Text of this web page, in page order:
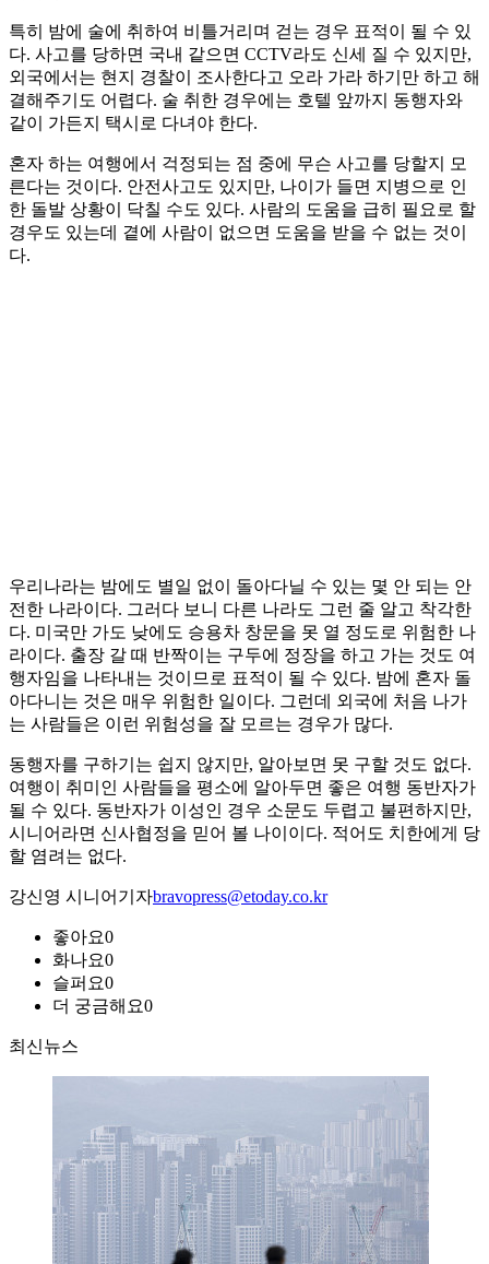
특히 밤에 술에 취하여 비틀거리며 걷는 경우 표적이 될 수 있
다. 사고를 당하면 국내 같으면 CCTV라도 신세 질 수 있지만,
외국에서는 현지 경찰이 조사한다고 오라 가라 하기만 하고 해
결해주기도 어렵다. 술 취한 경우에는 호텔 앞까지 동행자와
같이 가든지 택시로 다녀야 한다.
혼자 하는 여행에서 걱정되는 점 중에 무슨 사고를 당할지 모
른다는 것이다. 안전사고도 있지만, 나이가 들면 지병으로 인
한 돌발 상황이 닥칠 수도 있다. 사람의 도움을 급히 필요로 할
경우도 있는데 곁에 사람이 없으면 도움을 받을 수 없는 것이
다.
우리나라는 밤에도 별일 없이 돌아다닐 수 있는 몇 안 되는 안
전한 나라이다. 그러다 보니 다른 나라도 그런 줄 알고 착각한
다. 미국만 가도 낮에도 승용차 창문을 못 열 정도로 위험한 나
라이다. 출장 갈 때 반짝이는 구두에 정장을 하고 가는 것도 여
행자임을 나타내는 것이므로 표적이 될 수 있다. 밤에 혼자 돌
아다니는 것은 매우 위험한 일이다. 그런데 외국에 처음 나가
는 사람들은 이런 위험성을 잘 모르는 경우가 많다.
동행자를 구하기는 쉽지 않지만, 알아보면 못 구할 것도 없다.
여행이 취미인 사람들을 평소에 알아두면 좋은 여행 동반자가
될 수 있다. 동반자가 이성인 경우 소문도 두렵고 불편하지만,
시니어라면 신사협정을 믿어 볼 나이이다. 적어도 치한에게 당
할 염려는 없다.
강신영 시니어기자bravopress@etoday.co.kr
좋아요0
화나요0
슬퍼요0
더 궁금해요0
최신뉴스